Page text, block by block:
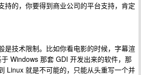
持的，你要得到商业公司的平台支持，肯定
是技术限制。比如你看电影的时候，字幕渲
Windows 那套 GDI 开发出来的软件，那
Linux 就是不可能的，只能从头重写一个并